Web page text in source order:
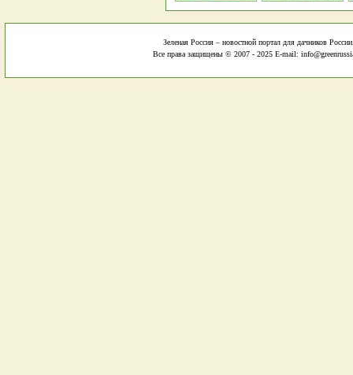
Зеленая Россия – новостной портал для дачников
Все права защищены © 2007 - 2025 E-mail: